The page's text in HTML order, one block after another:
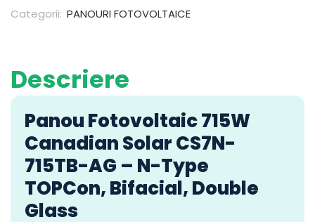
Categorii: PANOURI FOTOVOLTAICE
Descriere
Panou Fotovoltaic 715W
Canadian Solar CS7N-
715TB-AG – N-Type
TOPCon, Bifacial, Double
Glass